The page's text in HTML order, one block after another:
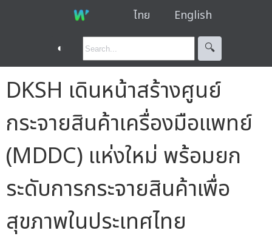
ไทย English
◐ 🔍︎
DKSH เดินหน้าสร้างศูนย์
กระจายสินค้าเครื่องมือแพทย์
(MDDC) แห่งใหม่ พร้อมยก
ระดับการกระจายสินค้าเพื่อ
สุขภาพในประเทศไทย